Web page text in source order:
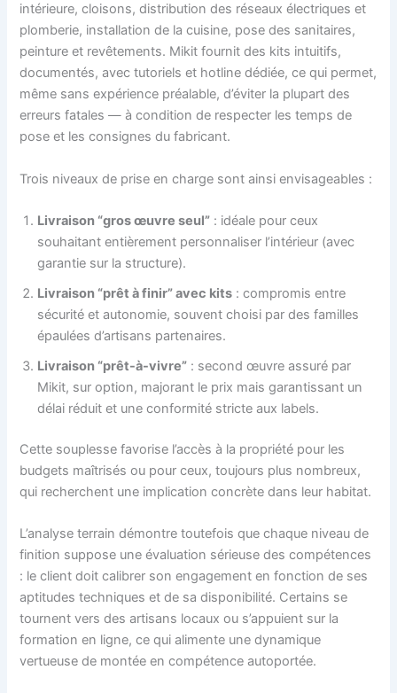
intérieure, cloisons, distribution des réseaux électriques et
plomberie, installation de la cuisine, pose des sanitaires,
peinture et revêtements. Mikit fournit des kits intuitifs,
documentés, avec tutoriels et hotline dédiée, ce qui permet,
même sans expérience préalable, d’éviter la plupart des
erreurs fatales — à condition de respecter les temps de
pose et les consignes du fabricant.
Trois niveaux de prise en charge sont ainsi envisageables :
Livraison “gros œuvre seul” : idéale pour ceux
souhaitant entièrement personnaliser l’intérieur (avec
garantie sur la structure).
Livraison “prêt à finir” avec kits : compromis entre
sécurité et autonomie, souvent choisi par des familles
épaulées d’artisans partenaires.
Livraison “prêt-à-vivre” : second œuvre assuré par
Mikit, sur option, majorant le prix mais garantissant un
délai réduit et une conformité stricte aux labels.
Cette souplesse favorise l’accès à la propriété pour les
budgets maîtrisés ou pour ceux, toujours plus nombreux,
qui recherchent une implication concrète dans leur habitat.
L’analyse terrain démontre toutefois que chaque niveau de
finition suppose une évaluation sérieuse des compétences
: le client doit calibrer son engagement en fonction de ses
aptitudes techniques et de sa disponibilité. Certains se
tournent vers des artisans locaux ou s’appuient sur la
formation en ligne, ce qui alimente une dynamique
vertueuse de montée en compétence autoportée.